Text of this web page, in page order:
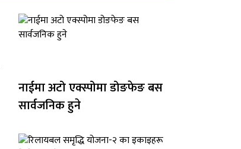
नाईमा अटो एक्स्पोमा डोङफेङ बस
सार्वजनिक हुने